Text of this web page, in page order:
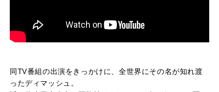
同TV番組の出演をきっかけに、全世界にその名が知れ渡
ったディマッシュ。